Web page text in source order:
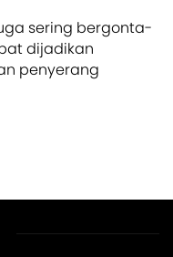
sering bergonta-
dijadikan
penyerang